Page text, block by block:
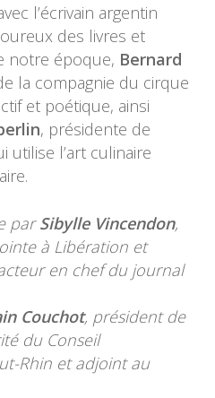
l’écrivain argentin
des livres et
notre époque, Bernard
la compagnie du cirque
et poétique, ainsi
, présidente de
utilise l’art culinaire
parSibylle Vincendon,
à Libération et
en chef du journal
Couchot, président de
du Conseil
Rhin et adjoint au